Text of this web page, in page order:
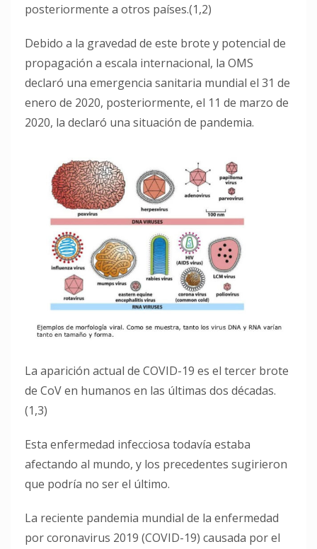
posteriormente a otros países.(1,2)
Debido a la gravedad de este brote y potencial de
propagación a escala internacional, la OMS
declaró una emergencia sanitaria mundial el 31 de
enero de 2020, posteriormente, el 11 de marzo de
2020, la declaró una situación de pandemia.
La aparición actual de COVID-19 es el tercer brote
de CoV en humanos en las últimas dos décadas.
(1,3)
Esta enfermedad infecciosa todavía estaba
afectando al mundo, y los precedentes sugirieron
que podría no ser el último.
La reciente pandemia mundial de la enfermedad
por coronavirus 2019 (COVID-19) causada por el